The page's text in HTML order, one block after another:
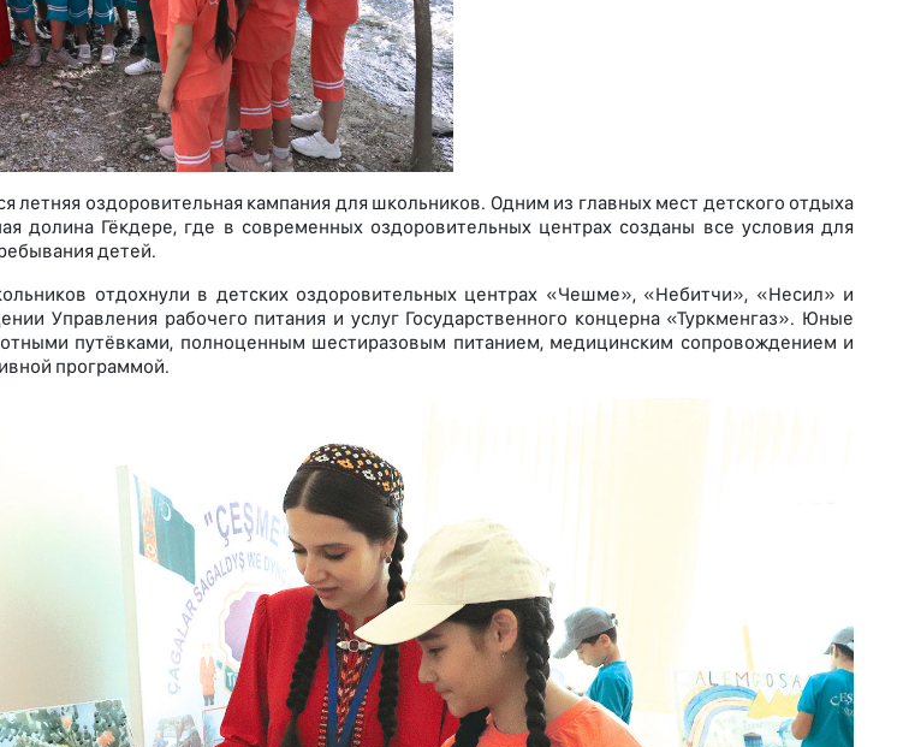
летняя оздоровительная кампания для школьников. Одним из главных мест детского отдыха
долина Гёкдере, где в современных оздоровительных центрах созданы все условия для
детей.
отдохнули в детских оздоровительных центрах «Чешме», «Небитчи», «Несил» и
Управления рабочего питания и услуг Государственного концерна «Туркменгаз». Юные
путёвками, полноценным шестиразовым питанием, медицинским сопровождением и
программой.